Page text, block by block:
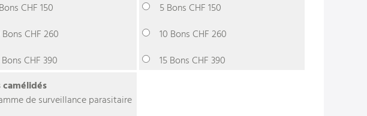
CHF 150
Bons CHF 260
Bons CHF 390
5 Bons CHF 150
10 Bons CHF 260
15 Bons CHF 390
camélidés
de surveillance parasitaire